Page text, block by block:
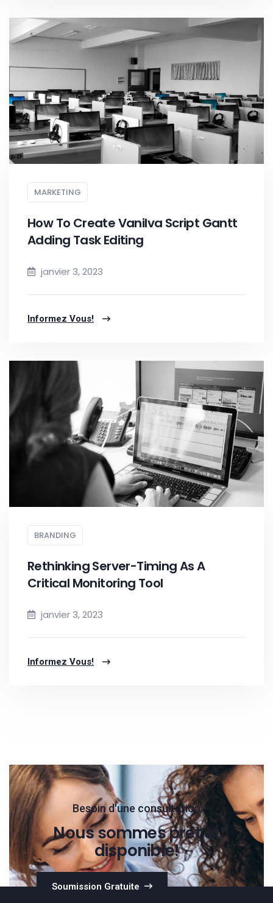
MARKETING
How To Create Vanilva Script Gantt
Adding Task Editing
janvier 3, 2023
Informez Vous!
BRANDING
Rethinking Server-Timing As A
Critical Monitoring Tool
janvier 3, 2023
Informez Vous!
Besoin d'une consultation
Nous sommes pret et
disponible!
Soumission Gratuite